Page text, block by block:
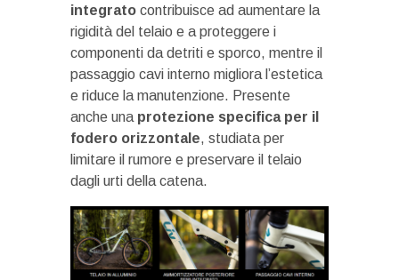
integrato contribuisce ad aumentare la
rigidità del telaio e a proteggere i
componenti da detriti e sporco, mentre il
passaggio cavi interno migliora l’estetica
e riduce la manutenzione. Presente
anche una protezione specifica per il
fodero orizzontale, studiata per
limitare il rumore e preservare il telaio
dagli urti della catena.